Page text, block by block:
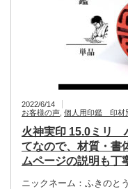
2022/6/14
お客様の声 個人用印鑑 印材
火神実印 15.0ミリ
てなので、材質・書
ムページの説明も丁
ニックネーム：ふきのと